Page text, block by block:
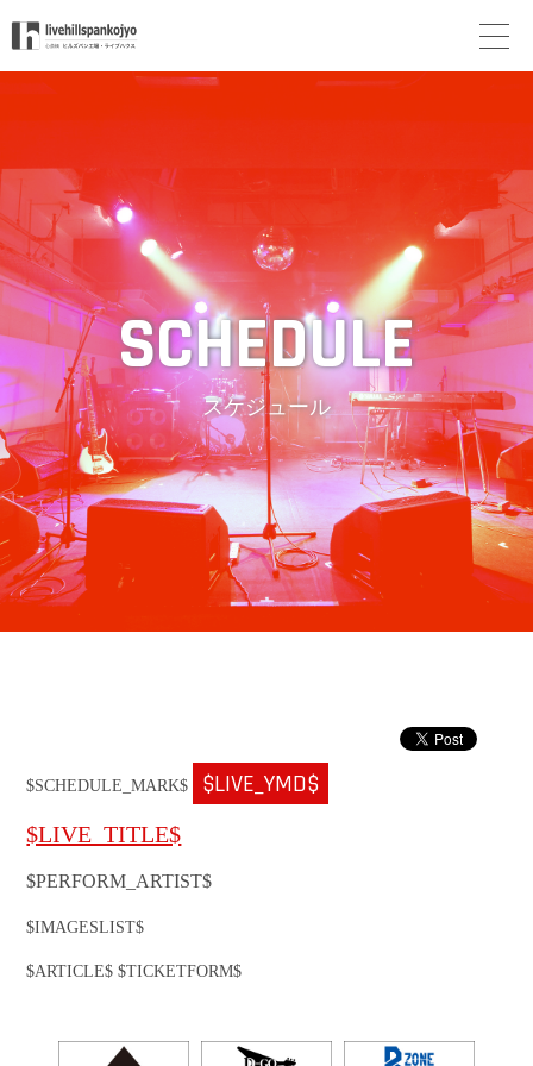
スケジュール
$SCHEDULE_MARK$ $LIVE_YMD$
$LIVE_TITLE$
$PERFORM_ARTIST$
$IMAGESLIST$
$ARTICLE$ $TICKETFORM$